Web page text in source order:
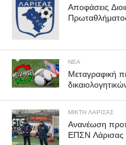
Αποφάσεις
ΝΕΑ
Μεταγραφική
ΜΙΚΤΗ ΛΑΡΙΣΑΣ
Ανανέωση
ΕΠΣΝ Λάρισας